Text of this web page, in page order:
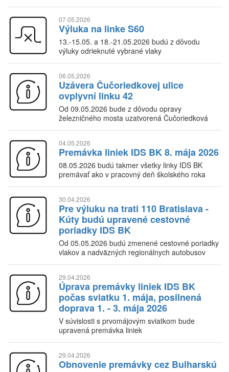
07.05.2026
Výluka na linke S60
13.-15.05. a 18.-21.05.2026 budú z dôvodu
výluky odrieknuté vybrané vlaky
06.05.2026
Uzávera Čučoriedkovej ulice
ovplyvní linku 42
Od 09.05.2026 bude z dôvodu opravy
železničného mosta uzatvorená Čučoriedková
04.05.2026
Premávka liniek IDS BK 8. mája 2026
08.05.2026 budú takmer všetky linky IDS BK
premávať ako v pracovný deň školského roka
30.04.2026
Pre výluku na trati 110 Bratislava -
Kúty budú upravené cestovné
poriadky IDS BK
Od 05.05.2026 budú zmenené cestovné poriadky
vlakov a nadväzných regionálnych autobusov
29.04.2026
Úprava premávky liniek IDS BK
počas sviatku 1. mája, posilnená
doprava 1. - 3. mája 2026
V súvislosti s prvomájovým sviatkom bude
upravená premávka liniek
29.04.2026
Obnovenie premávky cez Bulharskú